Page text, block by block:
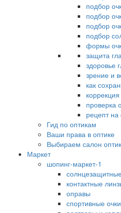
подбор
подбор
подбор
подбор
формы
защита
здоровье
зрение и
как
проверка
рецепт на
Гид по оптикам
Ваши права в оптике
Выбираем салон
Маркет
шопинг-маркет-1
контактные
оправы
спортивные очки